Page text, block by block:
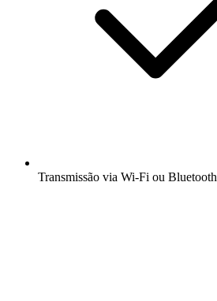
Transmissão via Wi-Fi ou Bluetooth